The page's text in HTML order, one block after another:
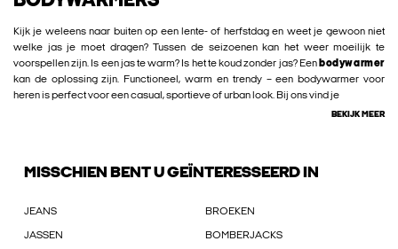
Kijk je weleens naar buiten op een lente- of herfstdag en weet je gewoon niet
welke jas je moet dragen? Tussen de seizoenen kan het weer moeilijk te
voorspellen zijn. Is een jas te warm? Is het te koud zonder jas? Een bodywarmer
kan de oplossing zijn. Functioneel, warm en trendy – een bodywarmer voor
heren is perfect voor een casual, sportieve of urban look. Bij ons vind je
BEKIJK MEER
MISSCHIEN BENT U GEÏNTERESSEERD IN
JEANS BROEKEN
JASSEN BOMBERJACKS